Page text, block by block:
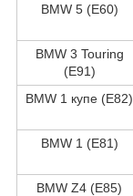
BMW 5 (E60)
BMW 3 Touring
(E91)
BMW 1 купе (E82)
BMW 1 (E81)
BMW Z4 (E85)